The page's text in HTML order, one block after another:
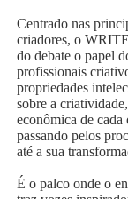
Centrado nas
criadores, o
do debate o papel
profissionais
propriedades
sobre a
econômica de cada
passando pelos
até a sua
É o palco onde o